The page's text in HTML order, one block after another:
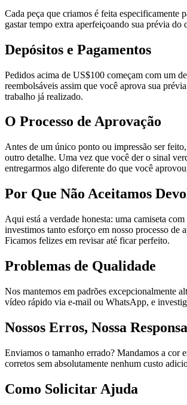
Cada peça que criamos é feita especificamente
gastar tempo extra aperfeiçoando sua prévia
Depósitos e Pagamentos
Pedidos acima de US$100 começam com um
reembolsáveis assim que você aprova sua
trabalho já realizado.
O Processo de Aprovação
Antes de um único ponto ou impressão ser
outro detalhe. Uma vez que você der o sinal
entregarmos algo diferente do que você
Por Que Não Aceitamos
Aqui está a verdade honesta: uma camiseta
investimos tanto esforço em nosso processo de
Ficamos felizes em revisar até ficar perfeito.
Problemas de Qualidade
Nos mantemos em padrões excepcionalmente
vídeo rápido via e-mail ou WhatsApp, e
Nossos Erros, Nossa
Enviamos o tamanho errado? Mandamos a cor
corretos sem absolutamente nenhum custo
Como Solicitar Ajuda